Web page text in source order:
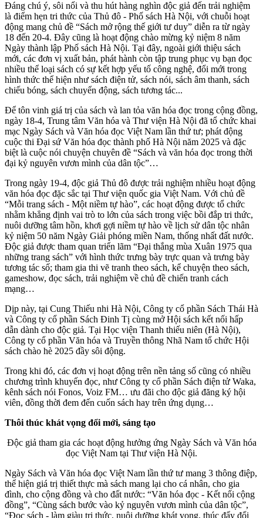
Đáng chú ý, sôi nổi và thu hút hàng nghìn độc giả đến trải nghiệm
là điểm hẹn tri thức của Thủ đô - Phố sách Hà Nội, với chuỗi hoạt
động mang chủ đề “Sách mở rộng thế giới tư duy” diễn ra từ ngày
18 đến 20-4. Đây cũng là hoạt động chào mừng kỷ niệm 8 năm
Ngày thành lập Phố sách Hà Nội. Tại đây, ngoài giới thiệu sách
mới, các đơn vị xuất bản, phát hành còn tập trung phục vụ bạn đọc
nhiều thể loại sách có sự kết hợp yếu tố công nghệ, đổi mới trong
hình thức thể hiện như sách điện tử, sách nói, sách âm thanh, sách
chiếu bóng, sách chuyển động, sách tương tác...
Để tôn vinh giá trị của sách và lan tỏa văn hóa đọc trong cộng đồng,
ngày 18-4, Trung tâm Văn hóa và Thư viện Hà Nội đã tổ chức khai
mạc Ngày Sách và Văn hóa đọc Việt Nam lần thứ tư; phát động
cuộc thi Đại sứ Văn hóa đọc thành phố Hà Nội năm 2025 và đặc
biệt là cuộc nói chuyện chuyên đề “Sách và văn hóa đọc trong thời
đại kỷ nguyên vươn mình của dân tộc”…
Trong ngày 19-4, độc giả Thủ đô được trải nghiệm nhiều hoạt động
văn hóa đọc đặc sắc tại Thư viện quốc gia Việt Nam. Với chủ đề
“Mỗi trang sách - Một niềm tự hào”, các hoạt động được tổ chức
nhằm khẳng định vai trò to lớn của sách trong việc bồi đắp tri thức,
nuôi dưỡng tâm hồn, khơi gợi niềm tự hào về lịch sử dân tộc nhân
kỷ niệm 50 năm Ngày Giải phóng miền Nam, thống nhất đất nước.
Độc giả được tham quan triển lãm “Đại thắng mùa Xuân 1975 qua
những trang sách” với hình thức trưng bày trực quan và trưng bày
tương tác số; tham gia thi vẽ tranh theo sách, kể chuyện theo sách,
gameshow, đọc sách, trải nghiệm về chủ đề chiến tranh cách
mạng…
Dịp này, tại Cung Thiếu nhi Hà Nội, Công ty cổ phần Sách Thái Hà
và Công ty cổ phần Sách Đinh Tị cùng mở Hội sách kết nối hấp
dẫn dành cho độc giả. Tại Học viện Thanh thiếu niên (Hà Nội),
Công ty cổ phần Văn hóa và Truyền thông Nhã Nam tổ chức Hội
sách chào hè 2025 đầy sôi động.
Trong khi đó, các đơn vị hoạt động trên nền tảng số cũng có nhiều
chương trình khuyến đọc, như Công ty cổ phần Sách điện tử Waka,
kênh sách nói Fonos, Voiz FM… ưu đãi cho độc giả đăng ký hội
viên, đồng thời đem đến cuốn sách hay trên ứng dụng…
Thôi thúc khát vọng đổi mới, sáng tạo
Độc giả tham gia các hoạt động hưởng ứng Ngày Sách và Văn hóa
đọc Việt Nam tại Thư viện Hà Nội.
Ngày Sách và Văn hóa đọc Việt Nam lần thứ tư mang 3 thông điệp,
thể hiện giá trị thiết thực mà sách mang lại cho cá nhân, cho gia
đình, cho cộng đồng và cho đất nước: “Văn hóa đọc - Kết nối cộng
đồng”, “Cùng sách bước vào kỷ nguyên vươn mình của dân tộc”,
“Đọc sách - làm giàu tri thức, nuôi dưỡng khát vọng, thúc đẩy đổi